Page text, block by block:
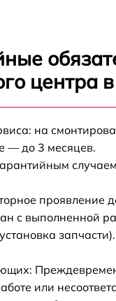
центра
на
— до 3 месяцев.
проявление
с выполненной
запчасти).
или